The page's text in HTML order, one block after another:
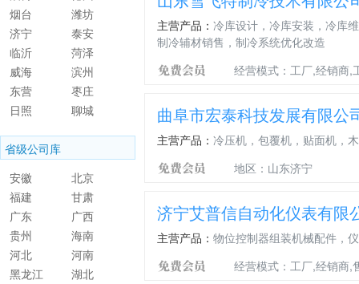
主营产品： 冷库设计，冷库安装，冷库
制冷辅材销售，制冷系统优化改造
经营模式：工厂,经销商,
曲阜市宏泰科技发展有限公
主营产品： 冷压机，包覆机，贴面机，
地区：山东济宁
济宁艾普信自动化仪表有限
主营产品： 物位控制器组装机械配件，
经营模式：工厂,经销商,
烟台
潍坊
济宁
泰安
临沂
菏泽
威海
滨州
东营
枣庄
日照
聊城
省级公司库
安徽
北京
福建
甘肃
广东
广西
贵州
海南
河北
河南
黑龙江
湖北